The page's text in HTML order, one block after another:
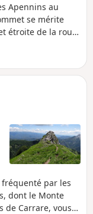
Apennins au
se mérite
étroite de la route
fréquenté par les
dont le Monte
de Carrare, vous